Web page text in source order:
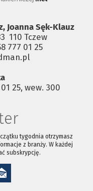
Joanna Sęk-Klauz
110 Tczew
777 01 25
25, wew. 300
tygodnia otrzymasz
z branży. W każdej
subskrypcję.